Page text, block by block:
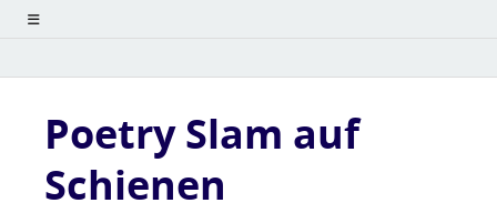
Poetry Slam auf
Schienen